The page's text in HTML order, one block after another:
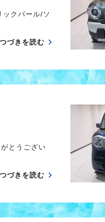
クパール/ソ
つづきを読む
とうござい
つづきを読む